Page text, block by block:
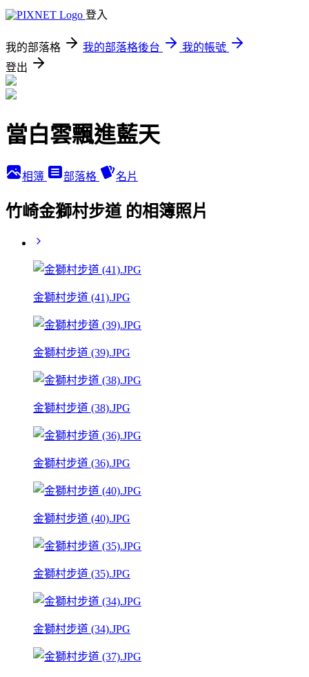
登入
我的部落格 我的部落格後台
我的帳號
登出
當白雲飄進藍天
相簿 部落格 名片
竹崎金獅村步道 的相簿照片
金獅村步道 (41).JPG
金獅村步道 (39).JPG
金獅村步道 (38).JPG
金獅村步道 (36).JPG
金獅村步道 (40).JPG
金獅村步道 (35).JPG
金獅村步道 (34).JPG